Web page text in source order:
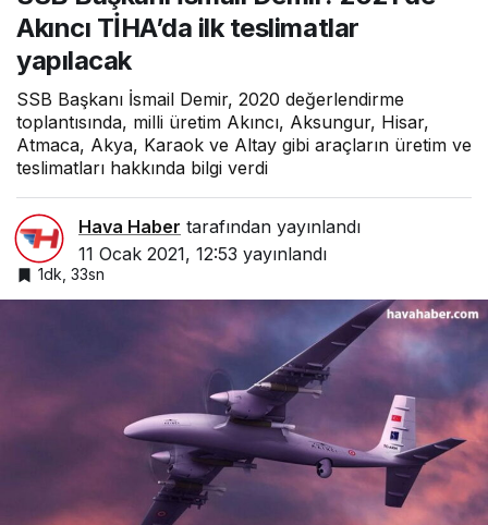
teslimatlar yapılacak
Akıncı TİHA’da ilk teslimatlar
yapılacak
SSB Başkanı İsmail Demir, 2020 değerlendirme
toplantısında, milli üretim Akıncı, Aksungur, Hisar,
Atmaca, Akya, Karaok ve Altay gibi araçların üretim ve
teslimatları hakkında bilgi verdi
Hava Haber tarafından yayınlandı
11 Ocak 2021, 12:53 yayınlandı
1dk, 33sn